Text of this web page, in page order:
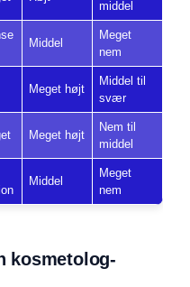
middel
Middel
Meget
nem
Meget højt
Middel til
svær
Meget højt
Nem til
middel
Middel
Meget
nem
kosmetolog-